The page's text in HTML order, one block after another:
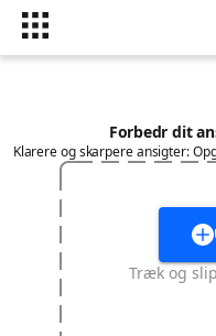
Forbedr dit
Klarere og skarpere ansigter:
Træk og